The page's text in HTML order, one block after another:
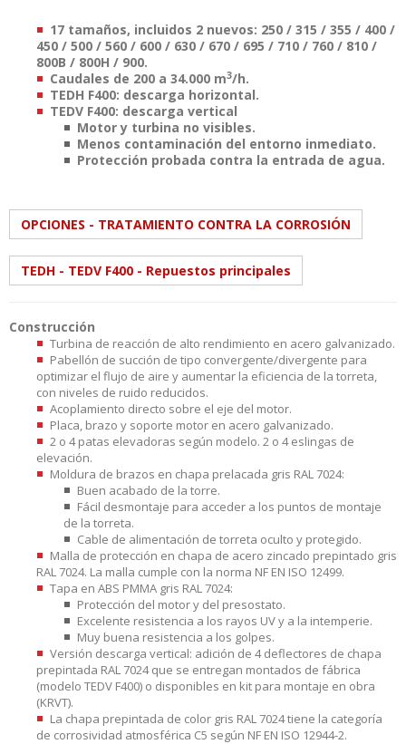
17 tamaños, incluidos 2 nuevos: 250 / 315 / 355 / 400 /
450 / 500 / 560 / 600 / 630 / 670 / 695 / 710 / 760 / 810 /
800B / 800H / 900.
Caudales de 200 a 34.000 m3/h.
TEDH F400: descarga horizontal.
TEDV F400: descarga vertical
Motor y turbina no visibles.
Menos contaminación del entorno inmediato.
Protección probada contra la entrada de agua.
OPCIONES - TRATAMIENTO CONTRA LA CORROSIÓN
TEDH - TEDV F400 - Repuestos principales
Construcción
Turbina de reacción de alto rendimiento en acero galvanizado.
Pabellón de succión de tipo convergente/divergente para
optimizar el flujo de aire y aumentar la eficiencia de la torreta,
con niveles de ruido reducidos.
Acoplamiento directo sobre el eje del motor.
Placa, brazo y soporte motor en acero galvanizado.
2 o 4 patas elevadoras según modelo. 2 o 4 eslingas de
elevación.
Moldura de brazos en chapa prelacada gris RAL 7024:
Buen acabado de la torre.
Fácil desmontaje para acceder a los puntos de montaje
de la torreta.
Cable de alimentación de torreta oculto y protegido.
Malla de protección en chapa de acero zincado prepintado gris
RAL 7024. La malla cumple con la norma NF EN ISO 12499.
Tapa en ABS PMMA gris RAL 7024:
Protección del motor y del presostato.
Excelente resistencia a los rayos UV y a la intemperie.
Muy buena resistencia a los golpes.
Versión descarga vertical: adición de 4 deflectores de chapa
prepintada RAL 7024 que se entregan montados de fábrica
(modelo TEDV F400) o disponibles en kit para montaje en obra
(KRVT).
La chapa prepintada de color gris RAL 7024 tiene la categoría
de corrosividad atmosférica C5 según NF EN ISO 12944-2.